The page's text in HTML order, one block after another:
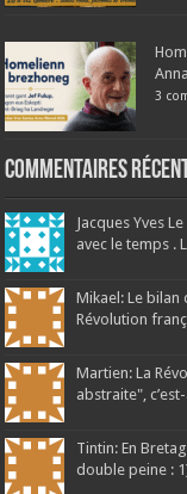
3
Commentaires
Jacques Yves
avec le temps .
Mikael: Le
Révolution
Martien: La
abstraite",
Tintin: En
double peine :